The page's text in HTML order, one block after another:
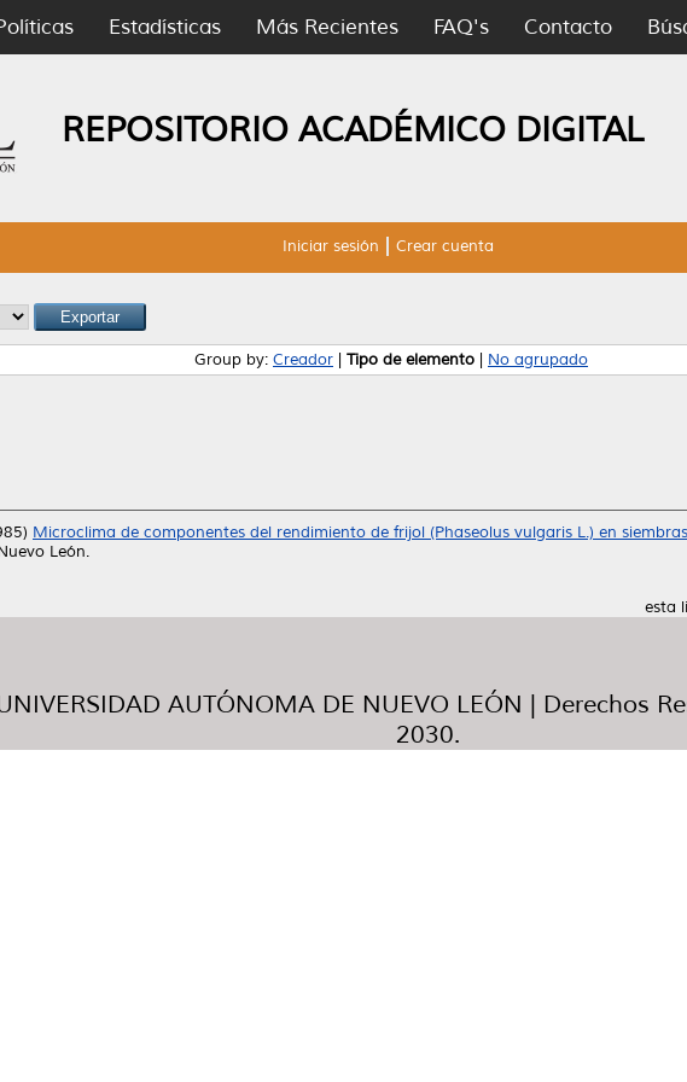
Estadísticas Más Recientes FAQ's Contacto
REPOSITORIO ACADÉMICO DIGITAL
Iniciar sesión Crear cuenta
Group by: Creador Tipo de elemento No agrupado
Microclima de componentes del rendimiento de frijol (Phaseolus vulgaris L.) en
León.
esta
AUTÓNOMA DE NUEVO LEÓN | Derechos
2030.